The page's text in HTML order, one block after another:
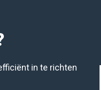
in te richten